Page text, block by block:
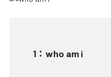
1 ： who am i